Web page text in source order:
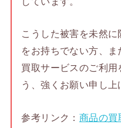
こうした被害を未然
をお持ちでない方、ま
買取サービスのご利
う、強くお願い申し上
参考リンク： 商品の買